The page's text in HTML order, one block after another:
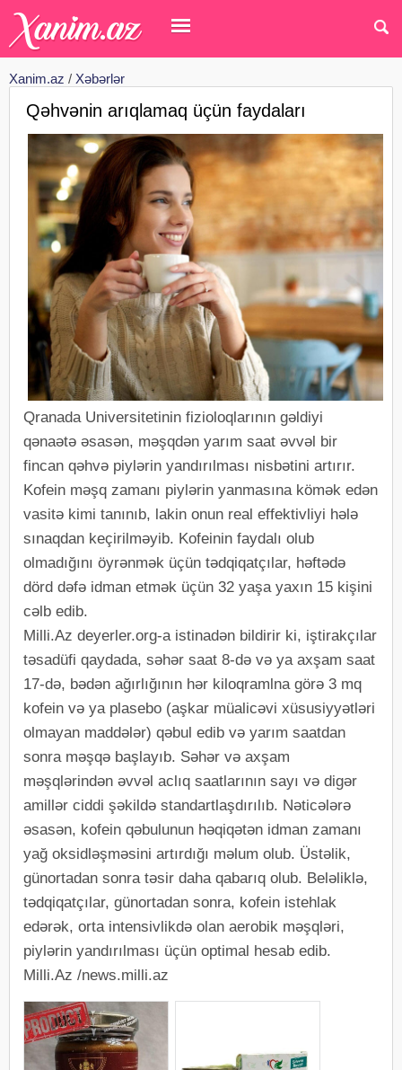
Xanim.az / Xəbərlər
Qəhvənin arıqlamaq üçün faydaları
Qranada Universitetinin fizioloqlarının gəldiyi
qənaətə əsasən, məşqdən yarım saat əvvəl bir
fincan qəhvə piylərin yandırılması nisbətini artırır.
Kofein məşq zamanı piylərin yanmasına kömək edən
vasitə kimi tanınıb, lakin onun real effektivliyi hələ
sınaqdan keçirilməyib. Kofeinin faydalı olub
olmadığını öyrənmək üçün tədqiqatçılar, həftədə
dörd dəfə idman etmək üçün 32 yaşa yaxın 15 kişini
cəlb edib.
Milli.Az deyerler.org-a istinadən bildirir ki, iştirakçılar
təsadüfi qaydada, səhər saat 8-də və ya axşam saat
17-də, bədən ağırlığının hər kiloqramlna görə 3 mq
kofein və ya plasebo (aşkar müalicəvi xüsusiyyətləri
olmayan maddələr) qəbul edib və yarım saatdan
sonra məşqə başlayıb. Səhər və axşam
məşqlərindən əvvəl aclıq saatlarının sayı və digər
amillər ciddi şəkildə standartlaşdırılıb. Nəticələrə
əsasən, kofein qəbulunun həqiqətən idman zamanı
yağ oksidləşməsini artırdığı məlum olub. Üstəlik,
günortadan sonra təsir daha qabarıq olub. Beləliklə,
tədqiqatçılar, günortadan sonra, kofein istehlak
edərək, orta intensivlikdə olan aerobik məşqləri,
piylərin yandırılması üçün optimal hesab edib.
Milli.Az /news.milli.az